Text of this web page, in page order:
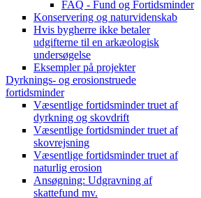
FAQ - Fund og Fortidsminder
Konservering og naturvidenskab
Hvis bygherre ikke betaler
udgifterne til en arkæologisk
undersøgelse
Eksempler på projekter
Dyrknings- og erosionstruede
fortidsminder
Væsentlige fortidsminder truet af
dyrkning og skovdrift
Væsentlige fortidsminder truet af
skovrejsning
Væsentlige fortidsminder truet af
naturlig erosion
Ansøgning: Udgravning af
skattefund mv.